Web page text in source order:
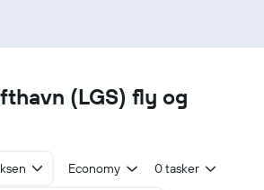
(LGS) fly og
Economy 0 tasker